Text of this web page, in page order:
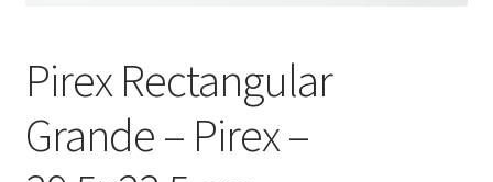
Pirex Rectangular
Grande – Pirex –